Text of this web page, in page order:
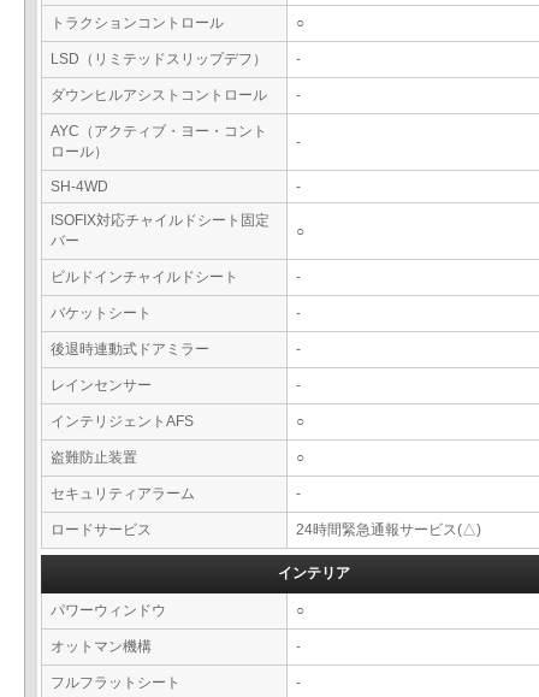
トラクションコントロール ○
LSD（リミテッドスリップデフ） -
ダウンヒルアシストコントロール -
AYC（アクティブ・ヨー・コント
ロール）
-
SH-4WD
-
ISOFIX対応チャイルドシート固定
バー
○
ビルドインチャイルドシート -
バケットシート -
後退時連動式ドアミラー -
レインセンサー -
インテリジェントAFS ○
盗難防止装置 ○
セキュリティアラーム -
ロードサービス 24時間緊急通報サービス(△)
インテリア
パワーウィンドウ ○
オットマン機構 -
フルフラットシート -